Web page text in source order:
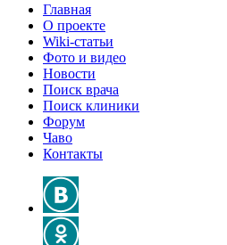
Главная
О проекте
Wiki-статьи
Фото и видео
Новости
Поиск врача
Поиск клиники
Форум
Чаво
Контакты